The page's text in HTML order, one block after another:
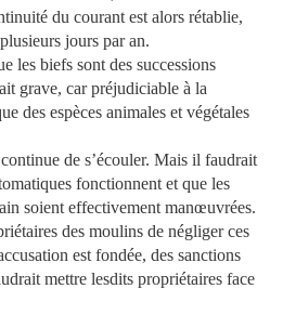
du courant est alors rétablie,
jours par an.
les biefs sont des successions
grave, car préjudiciable à la
des espèces animales et végétales
de s’écouler. Mais il faudrait
fonctionnent et que les
soient effectivement manœuvrées.
des moulins de négliger ces
est fondée, des sanctions
mettre lesdits propriétaires face